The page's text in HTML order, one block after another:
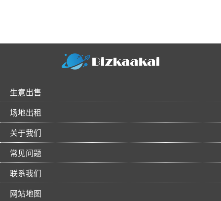
生意出售
场地出租
关于我们
常见问题
联系我们
网站地图